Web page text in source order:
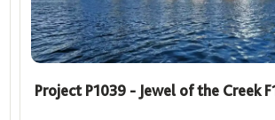
Project P1039 - Jewel of the Creek